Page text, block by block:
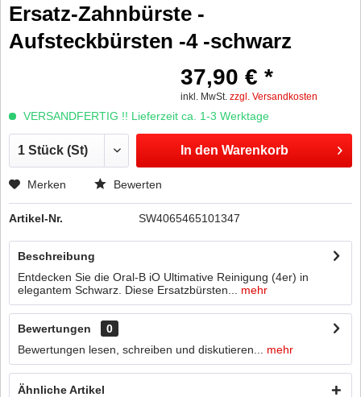
Ersatz-Zahnbürste -
Aufsteckbürsten -4 -schwarz
37,90 € *
inkl. MwSt. zzgl. Versandkosten
VERSANDFERTIG !! Lieferzeit ca. 1-3 Werktage
In den Warenkorb
Merken Bewerten
Artikel-Nr. SW4065465101347
Beschreibung
Entdecken Sie die Oral-B iO Ultimative Reinigung (4er) in
elegantem Schwarz. Diese Ersatzbürsten...
mehr
Bewertungen
0
Bewertungen lesen, schreiben und diskutieren...
mehr
Ähnliche Artikel